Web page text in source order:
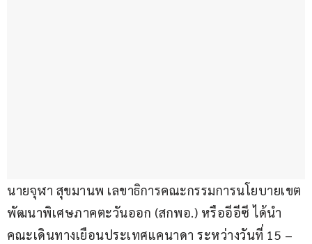
นายจุฬา สุขมานพ เลขาธิการคณะกรรมการนโยบายเขต
พัฒนาพิเศษภาคตะวันออก (สกพอ.) หรืออีอีซี ได้นำ
คณะเดินทางเยือนประเทศแคนาดา ระหว่างวันที่ 15 –